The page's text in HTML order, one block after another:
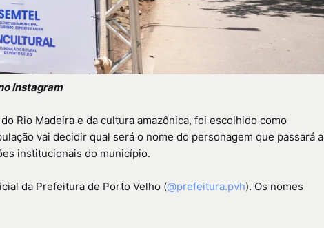
Instagram
Rio Madeira e da cultura amazônica, foi escolhido como
vai decidir qual será o nome do personagem que passará a
institucionais do município.
da Prefeitura de Porto Velho (@prefeitura.pvh). Os nomes